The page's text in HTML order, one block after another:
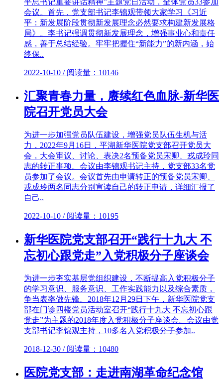
平总书记重要讲话精神”主题党日活动，全体党员33参加
会议。首先，党支部书记李锦观带领大家学习《习近
平：新发展阶段贯彻新发展理念必然要求构建新发展格
局》。李书记强调贯彻新发展理念，增强事业心和责任
感，善于总结经验。牢牢把握住“新能力”的新内涵，始
终保..
2022-10-10 / 阅读量：10146
汇聚青春力量，赓续红色血脉-新华医
院召开党员大会
为进一步加强党员队伍建设，增强党员队伍生机与活
力，2022年9月16日，平湖新华医院党支部召开党员大
会，大会审议、讨论、表决2名预备党员宋卿、戎成玲同
志的转正事项。会议由李锦观书记主持，党支部33名党
员参加了会议。会议首先由申请转正的预备党员宋卿、
戎成玲两名同志分别宣读自己的转正申请，详细汇报了
自己..
2022-10-10 / 阅读量：10195
新华医院党支部召开“践行十九大 不
忘初心跟党走”入党积极分子座谈会
为进一步夯实基层党组织建设，不断提高入党积极分子
的学习意识、服务意识、工作实践能力以及综合素质，
争当表率做先锋。2018年12月29日下午，新华医院党支
部在门诊四楼党员活动室召开“践行十九大 不忘初心跟
党走”为主题的2018年度入党积极分子座谈会。会议由党
支部书记李锦观主持，10多名入党积极分子参加..
2018-12-30 / 阅读量：10480
医院党支部：走进南湖革命纪念馆